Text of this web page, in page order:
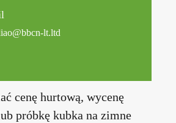
lt.ltd
cenę hurtową, wycenę
próbkę kubka na zimne